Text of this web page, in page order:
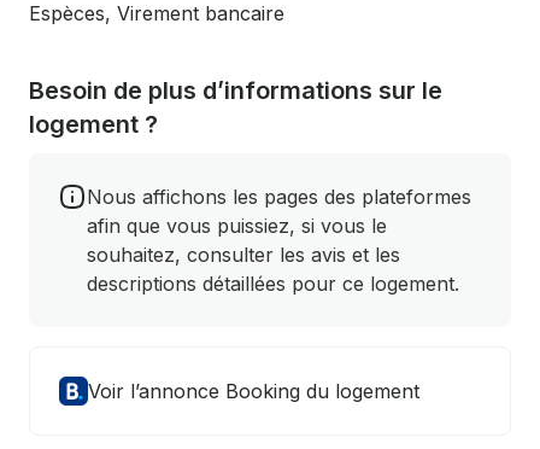
Espèces, Virement bancaire
Besoin de plus d’informations sur le
logement ?
Nous affichons les pages des plateformes
afin que vous puissiez, si vous le
souhaitez, consulter les avis et les
descriptions détaillées pour ce logement.
Voir l’annonce Booking du logement